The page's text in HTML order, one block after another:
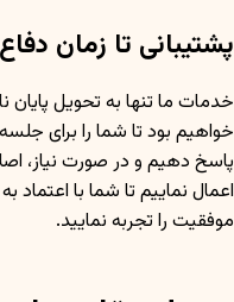
پشتیبانی تا زمان دفاع
خدمات ما تنها به تحویل
خواهیم بود تا شما را برای
پاسخ دهیم و در صورت نیاز،
اعمال نماییم تا شما با اعتماد
موفقیت را تجربه نمایید.